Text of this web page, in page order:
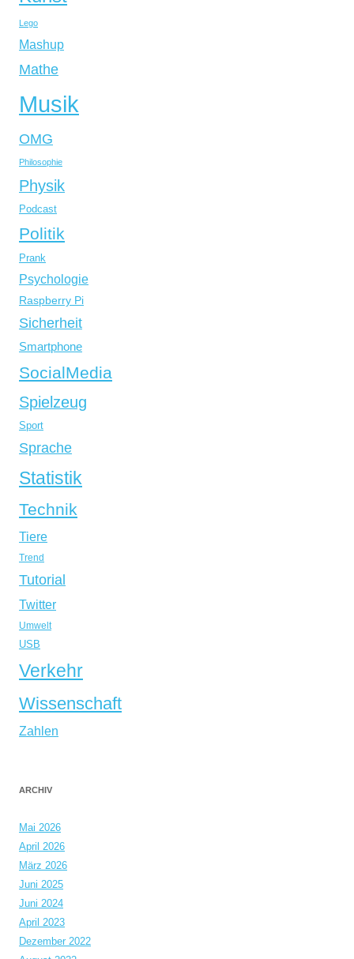
Lego
Mashup
Mathe
Musik
OMG
Philosophie
Physik
Podcast
Politik
Prank
Psychologie
Raspberry Pi
Sicherheit
Smartphone
SocialMedia
Spielzeug
Sport
Sprache
Statistik
Technik
Tiere
Trend
Tutorial
Twitter
Umwelt
USB
Verkehr
Wissenschaft
Zahlen
ARCHIV
Mai 2026
April 2026
März 2026
Juni 2025
Juni 2024
April 2023
Dezember 2022